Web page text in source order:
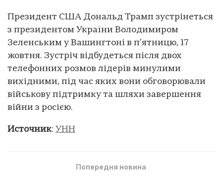
Президент США Дональд Трамп зустрінеться
з президентом України Володимиром
Зеленським у Вашингтоні в п’ятницю, 17
жовтня. Зустріч відбудеться після двох
телефонних розмов лідерів минулими
вихідними, під час яких вони обговорювали
військову підтримку та шляхи завершення
війни з росією.
Источник: УНН
Попередня новина